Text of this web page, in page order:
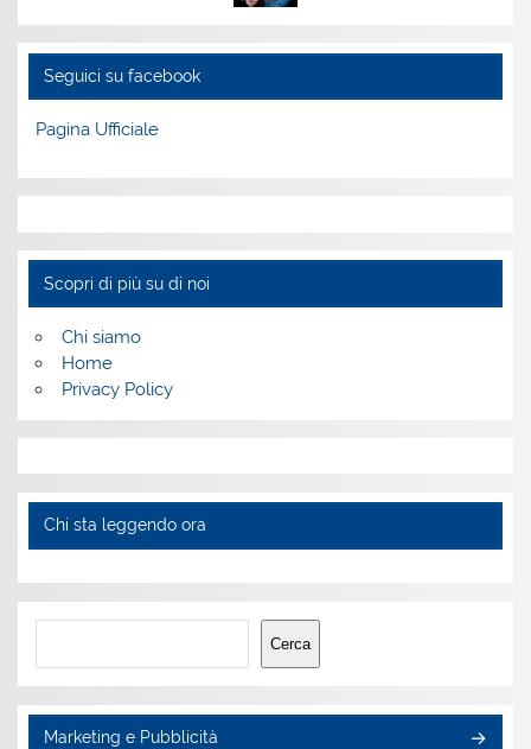
Seguici su facebook
Pagina Ufficiale
Scopri di più su di noi
Chi siamo
Home
Privacy Policy
Chi sta leggendo ora
Cerca
Cerca
Marketing e Pubblicità